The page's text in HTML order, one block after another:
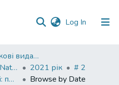
Log In (current)
Періодичні наукові видання НАВС
Scientific journal of the National Academy of Internal Affairs
2021 рік
# 2
Протидія злочинності: проблеми теорії та практики
Browse by Date